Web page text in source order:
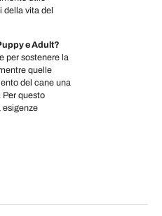
della vita del
e Adult?
per sostenere la
quelle
del cane una
questo
esigenze